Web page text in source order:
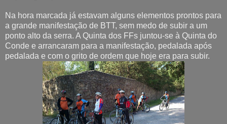
Na hora marcada já estavam alguns elementos prontos para
a grande manifestação de BTT, sem medo de subir a um
ponto alto da serra. A Quinta dos FFs juntou-se à Quinta do
Conde e arrancaram para a manifestação, pedalada após
pedalada e com o grito de ordem que hoje era para subir.